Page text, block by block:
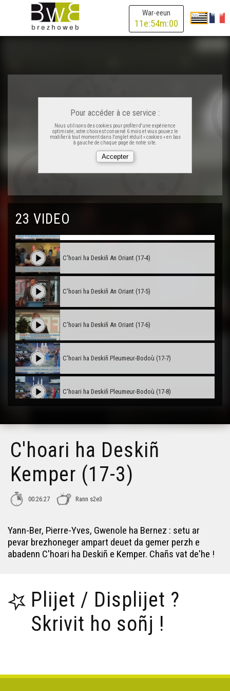
War-eeun
11e:54m:00
Pour accéder à ce service :
Nous utilisons des cookies pour profiter d'une expérience
optimisée, votre choix est conservé 6 mois et vous pouvez le
modifier à tout moment dans l'onglet réduit « cookies » en bas
à gauche de chaque page de notre site.
23 VIDEO
C'hoari ha Deskiñ Kemper (17-1)
C'hoari ha Deskiñ Kemper (17-3)
C'hoari ha Deskiñ An Oriant (17-4)
C'hoari ha Deskiñ An Oriant (17-5)
C'hoari ha Deskiñ An Oriant (17-6)
C'hoari ha Deskiñ Pleumeur-Bodoù (17-7)
C'hoari ha Deskiñ Pleumeur-Bodoù (17-8)
C'hoari ha Deskiñ Pleumeur-Bodoù (17-9)
C'hoari ha Deskiñ Landerne (17-10)
C'hoari ha Deskiñ Landerne (17-11)
C'hoari ha Deskiñ Landerne (17-12)
C'hoari ha Deskiñ Redon (17-13)
C'hoari ha Deskiñ Redon (17-14)
C'hoari ha Deskiñ Redon (17-15)
C'hoari ha Deskiñ
Kemper (17-3)
00:26:27 Rann s2e3
Yann-Ber, Pierre-Yves, Gwenole ha Bernez : setu ar
pevar brezhoneger ampart deuet da gemer perzh e
abadenn C'hoari ha Deskiñ e Kemper. Chañs vat de'he !
Plijet / Displijet ?
Skrivit ho soñj !